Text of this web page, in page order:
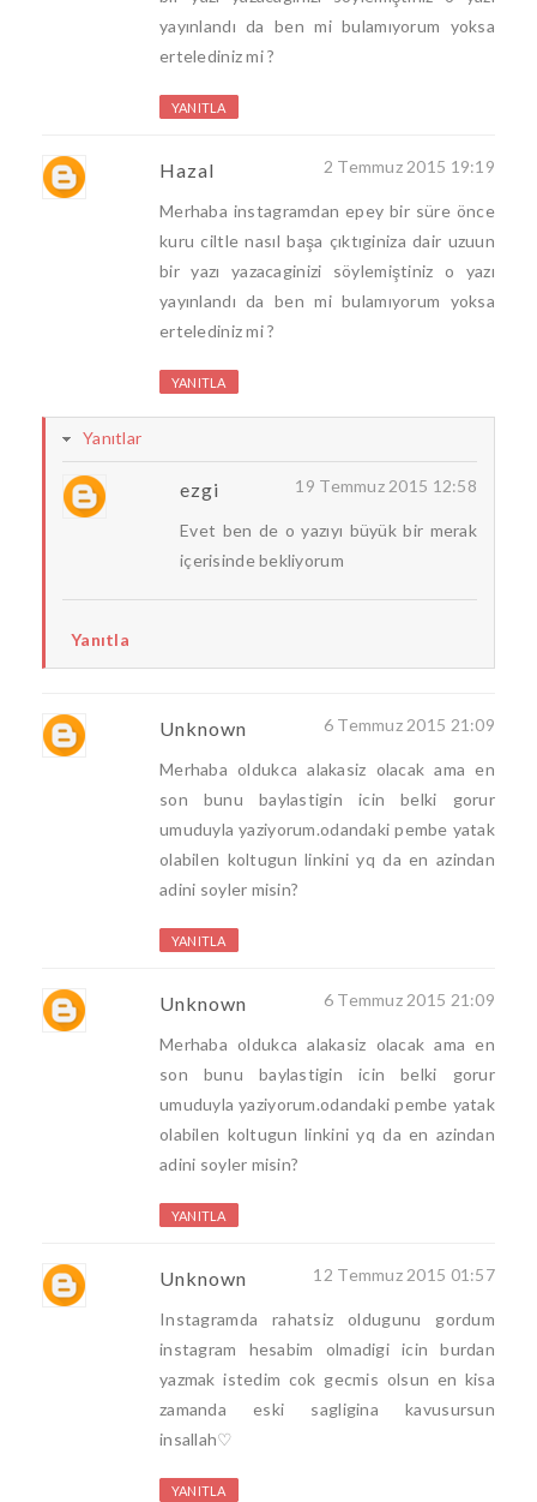
yayınlandı da ben mi bulamıyorum yoksa
ertelediniz mi ?
YANITLA
Hazal 2 Temmuz 2015 19:19
Merhaba instagramdan epey bir süre önce
kuru ciltle nasıl başa çıktıginiza dair uzuun
bir yazı yazacaginizi söylemiştiniz o yazı
yayınlandı da ben mi bulamıyorum yoksa
ertelediniz mi ?
YANITLA
Yanıtlar
ezgi 19 Temmuz 2015 12:58
Evet ben de o yazıyı büyük bir merak
içerisinde bekliyorum
Yanıtla
Unknown 6 Temmuz 2015 21:09
Merhaba oldukca alakasiz olacak ama en
son bunu baylastigin icin belki gorur
umuduyla yaziyorum.odandaki pembe yatak
olabilen koltugun linkini yq da en azindan
adini soyler misin?
YANITLA
Unknown 6 Temmuz 2015 21:09
Merhaba oldukca alakasiz olacak ama en
son bunu baylastigin icin belki gorur
umuduyla yaziyorum.odandaki pembe yatak
olabilen koltugun linkini yq da en azindan
adini soyler misin?
YANITLA
Unknown 12 Temmuz 2015 01:57
Instagramda rahatsiz oldugunu gordum
instagram hesabim olmadigi icin burdan
yazmak istedim cok gecmis olsun en kisa
zamanda eski sagligina kavusursun
insallah♡
YANITLA